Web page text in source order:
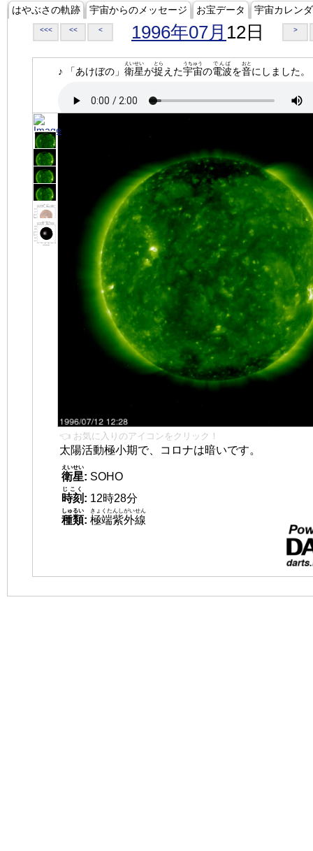
はやぶさの軌跡 宇宙からのメッセージ お宝データ 宇宙カレン
<<< << < 1996年07月 12日 >
♪ 「あけぼの」 衛星
えいせい
が捉
とら
えた宇宙
うちゅう
の電波
でんぱ
を音
おと
にしました。
👈 お気に入りのアイコンをクリック！
太陽活動極小期で、コロナは暗いです。
衛星
えいせい
: SOHO
時刻
じこく
: 12時28分
種類
しゅるい
: 極端紫外線
きょくたんしがいせん